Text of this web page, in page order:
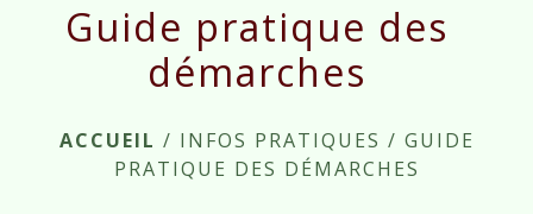
Guide pratique des
démarches
ACCUEIL / INFOS PRATIQUES / GUIDE
PRATIQUE DES DÉMARCHES